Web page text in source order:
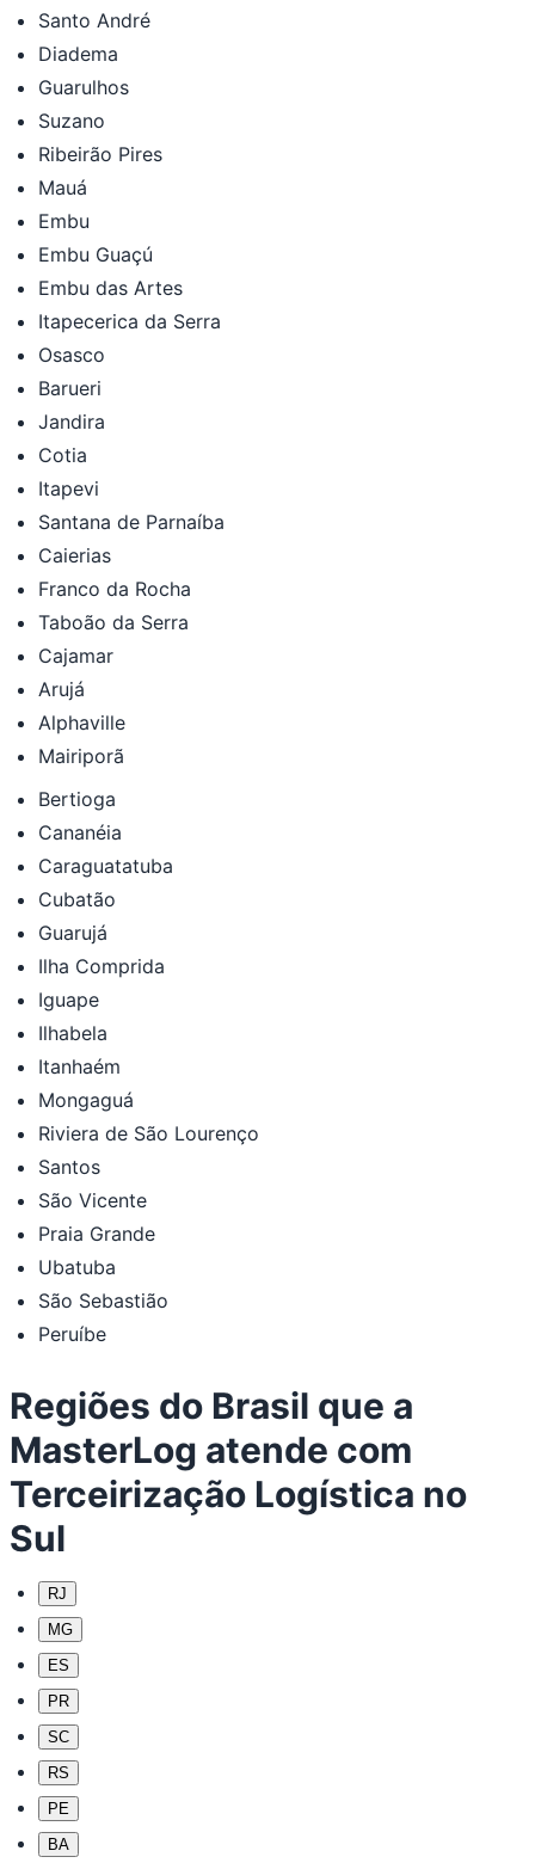
Santo André
Diadema
Guarulhos
Suzano
Ribeirão Pires
Mauá
Embu
Embu Guaçú
Embu das Artes
Itapecerica da Serra
Osasco
Barueri
Jandira
Cotia
Itapevi
Santana de Parnaíba
Caierias
Franco da Rocha
Taboão da Serra
Cajamar
Arujá
Alphaville
Mairiporã
Bertioga
Cananéia
Caraguatatuba
Cubatão
Guarujá
Ilha Comprida
Iguape
Ilhabela
Itanhaém
Mongaguá
Riviera de São Lourenço
Santos
São Vicente
Praia Grande
Ubatuba
São Sebastião
Peruíbe
Regiões do Brasil que a
MasterLog atende com
Terceirização Logística no
Sul
RJ
MG
ES
PR
SC
RS
PE
BA